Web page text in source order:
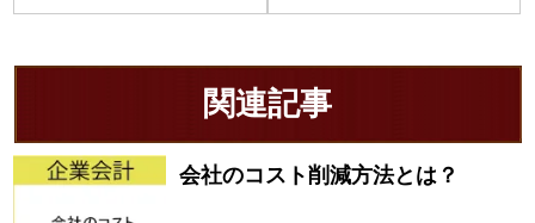
関連記事
会社のコスト削減方法とは？